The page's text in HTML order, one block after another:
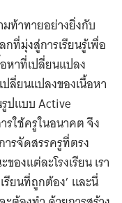
ท้าทายอย่างยิ่งกับ
ที่มุ่งสู่การเรียนรู้เพื่อ
หาที่เปลี่ยนแปลง
ลี่ยนแปลงของเนื้อหา
ปแบบ Active
รใช้ครูในอนาคต จึง
ารจัดสรรครูที่ตรง
งแต่ละโรงเรียน เรา
รียนที่ถูกต้อง’ และนี่